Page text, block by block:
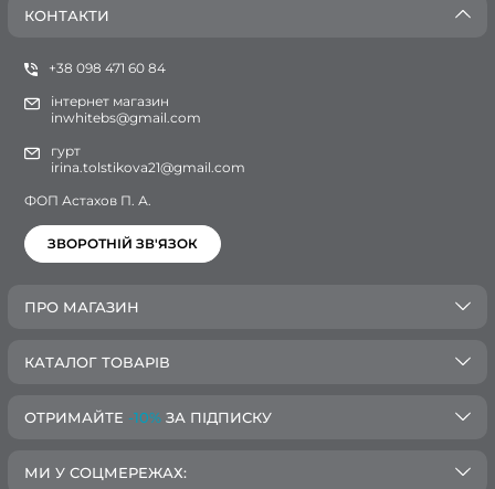
КОНТАКТИ
+38 098 471 60 84
інтернет магазин
inwhitebs@gmail.com
гурт
irina.tolstikova21@gmail.com
ФОП Астахов П. А.
ЗВОРОТНІЙ ЗВ'ЯЗОК
ПРО МАГАЗИН
КАТАЛОГ ТОВАРІВ
ОТРИМАЙТЕ -10% ЗА ПІДПИСКУ
МИ У СОЦМЕРЕЖАХ: